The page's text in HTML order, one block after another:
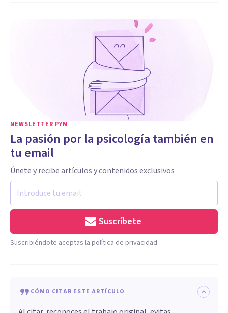
NEWSLETTER PYM
La pasión por la psicología también en
tu email
Únete y recibe artículos y contenidos exclusivos
Suscríbete
Suscribiéndote aceptas la política de privacidad
CÓMO CITAR ESTE ARTÍCULO